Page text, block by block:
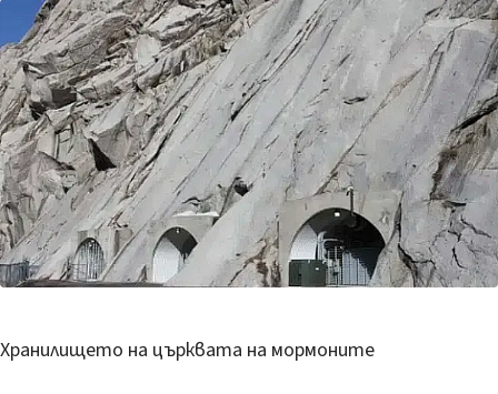
Хранилището на църквата на мормоните